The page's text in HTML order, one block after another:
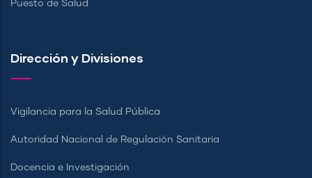
Puesto de Salud
Dirección y Divisiones
Vigilancia para la Salud Pública
Autoridad Nacional de Regulación Sanitaria
Docencia e Investigación